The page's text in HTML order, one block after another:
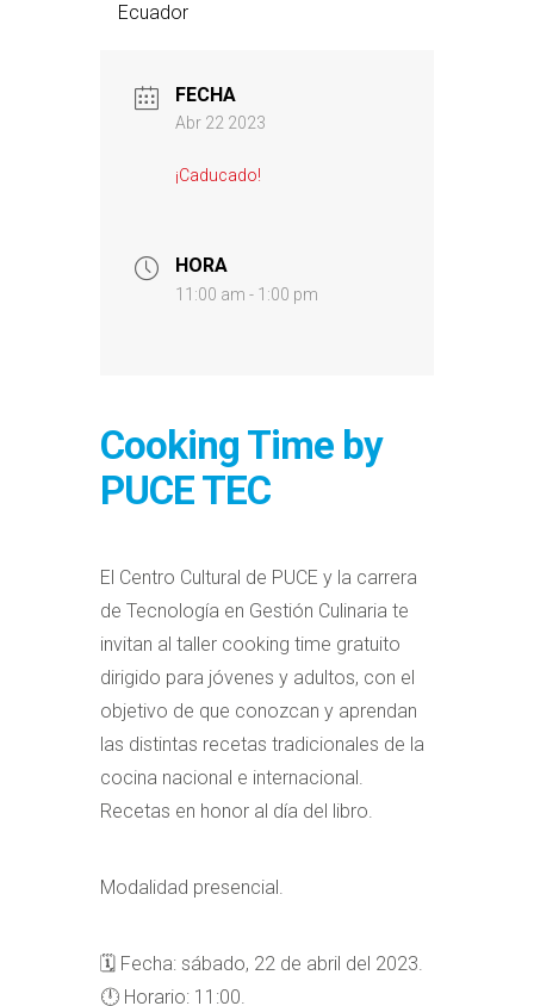
Ecuador
FECHA
Abr 22 2023
¡Caducado!
HORA
11:00 am - 1:00 pm
Cooking Time by
PUCE TEC
El Centro Cultural de PUCE y la carrera
de Tecnología en Gestión Culinaria te
invitan al taller cooking time gratuito
dirigido para jóvenes y adultos, con el
objetivo de que conozcan y aprendan
las distintas recetas tradicionales de la
cocina nacional e internacional.
Recetas en honor al día del libro.
Modalidad presencial.
🗓️ Fecha: sábado, 22 de abril del 2023.
🕛 Horario: 11:00.